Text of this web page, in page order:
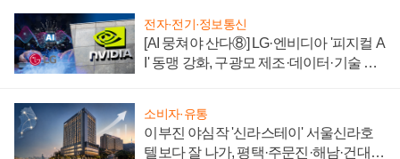
전자·전기·정보통신
[AI 뭉쳐야 산다⑧] LG·엔비디아 '피지컬 A
I' 동맹 강화, 구광모 제조·데이터·기술 결
소비자·유통
이부진 야심작 '신라스테이' 서울신라호
텔보다 잘 나가, 평택·주문진·해남·건대로